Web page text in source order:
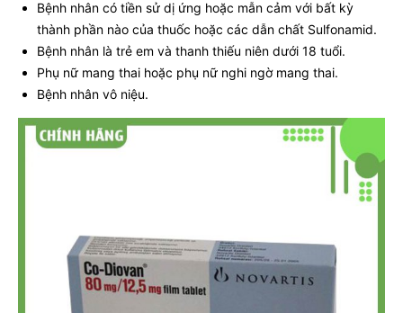
Bệnh nhân có tiền sử dị ứng hoặc mẫn cảm với bất kỳ
thành phần nào của thuốc hoặc các dẫn chất Sulfonamid.
Bệnh nhân là trẻ em và thanh thiếu niên dưới 18 tuổi.
Phụ nữ mang thai hoặc phụ nữ nghi ngờ mang thai.
Bệnh nhân vô niệu.